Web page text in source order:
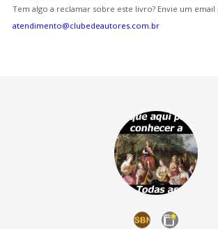
Tem algo a reclamar sobre este livro? Envie um email
atendimento@clubedeautores.com.br